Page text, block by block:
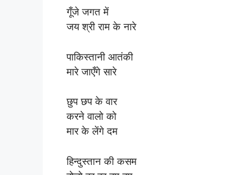
गूँजे जगत में
जय श्री राम के नारे
पाकिस्तानी आतंकी
मारे जाएँगे सारे
छुप छप के वार
करने वालो को
मार के लेंगे दम
हिन्दुस्तान की कसम